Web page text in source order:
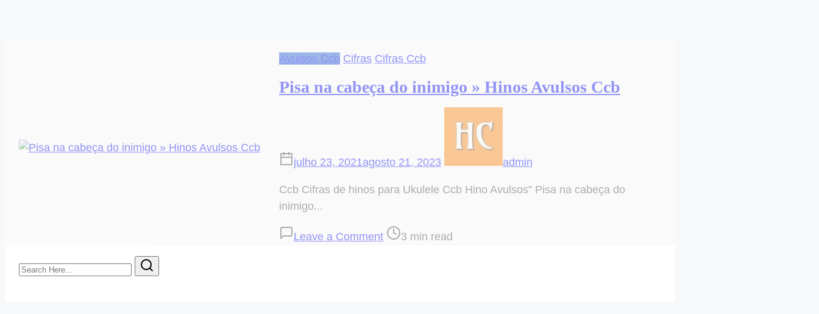
Avulsos Ccb Cifras Cifras Ccb
Pisa na cabeça do inimigo » Hinos Avulsos Ccb
julho 23, 2021agosto 21, 2023 admin
Ccb Cifras de hinos para Ukulele Ccb Hino Avulsos” Pisa na cabeça do
inimigo...
Leave a Commenton
Post3 min read
Search
Here...